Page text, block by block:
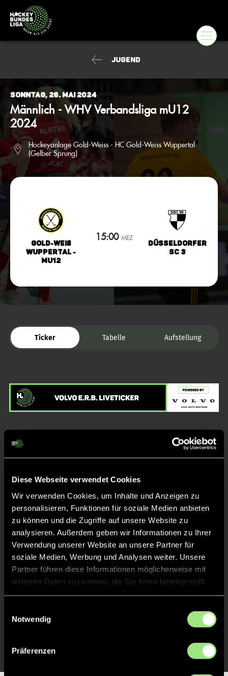
Diese Webseite verwendet Cookies
Wir verwenden Cookies, um Inhalte und Anzeigen zu
personalisieren, Funktionen für soziale Medien anbieten
zu können und die Zugriffe auf unsere Website zu
analysieren. Außerdem geben wir Informationen zu Ihrer
Verwendung unserer Website an unsere Partner für
soziale Medien, Werbung und Analysen weiter. Unsere
Partner führen diese Informationen möglicherweise mit
weiteren Daten zusammen, die Sie ihnen bereitgestellt
Notwendig
Präferenzen
Jugend
Sonntag, 26. Mai 2024
Männlich - WHV Verbandsliga mU12
2024
Hockeyanlage Gold-Weiss - HC Gold-Weiss Wuppertal
(Gelber Sprung)
Gold-Weiß
Wuppertal -
mU12
15:00 MEZ
Düsseldorfer
SC 3
Ticker Tabelle Aufstellung
Liveticker